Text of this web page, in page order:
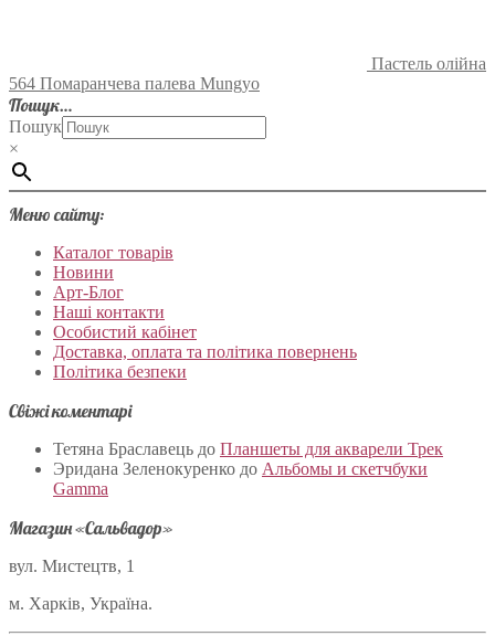
Пастель олійна
564 Помаранчева палева Mungyo
Пошук…
Пошук
×
Меню сайту:
Каталог товарів
Новини
Арт-Блог
Наші контакти
Особистий кабінет
Доставка, оплата та політика повернень
Політика безпеки
Свіжі коментарі
Тетяна Браславець до Планшеты для акварели Трек
Эридана Зеленокуренко до Альбомы и скетчбуки
Gamma
Магазин «Сальвадор»
вул. Мистецтв, 1
м. Харків, Україна.